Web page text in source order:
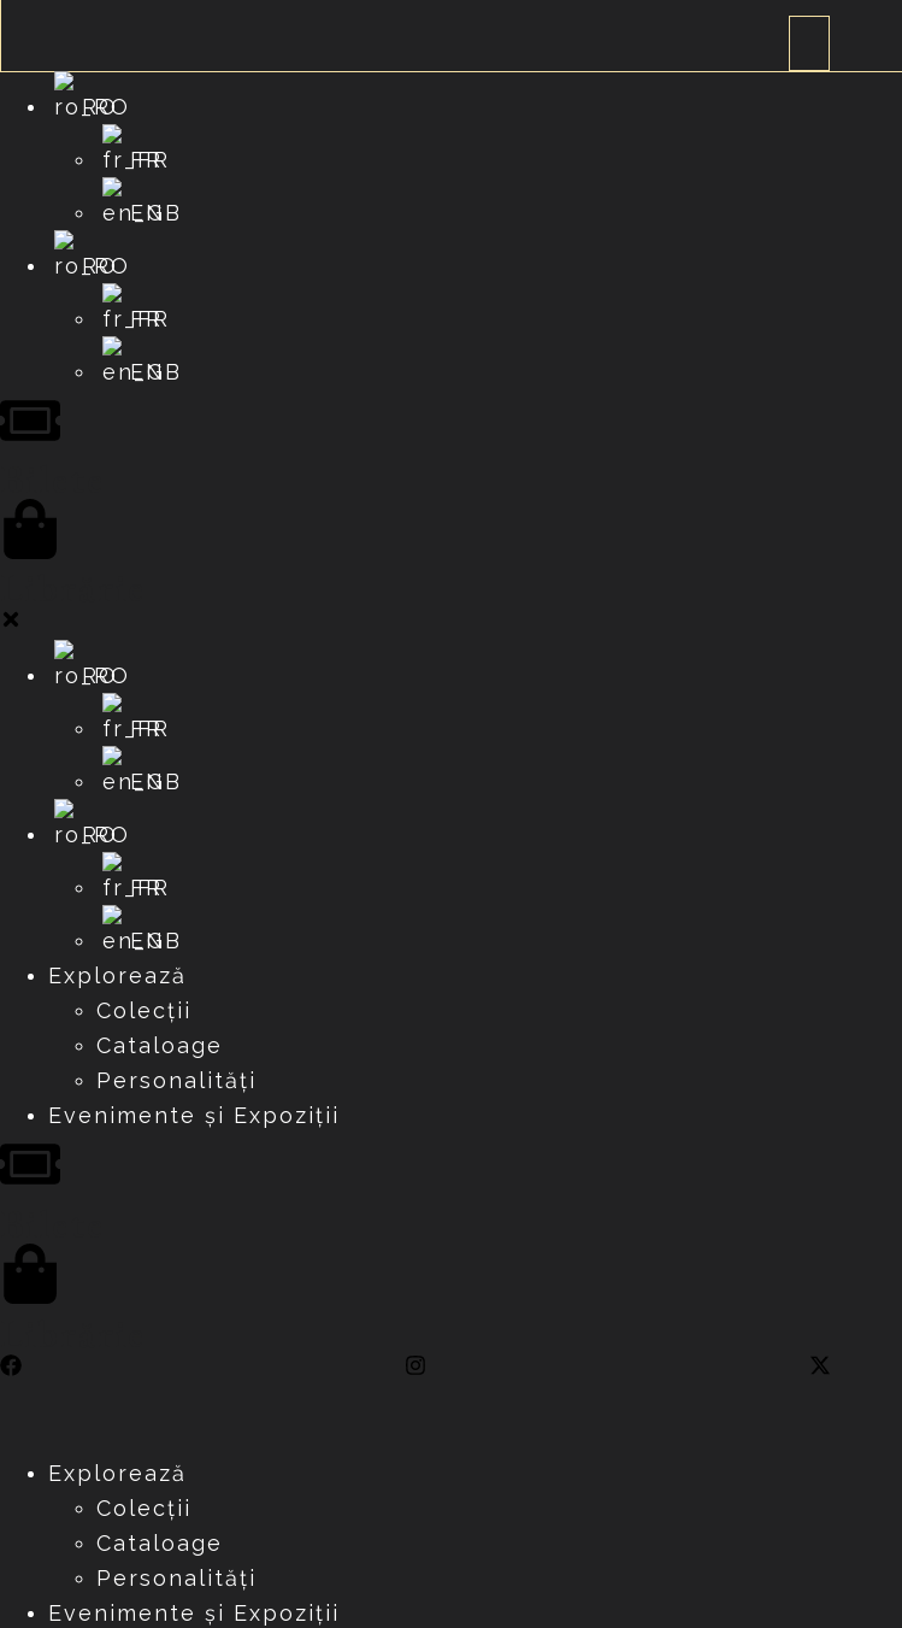
RO
FR
EN
RO
FR
EN
RO
FR
EN
RO
FR
EN
Explorează
Colecții
Cataloage
Personalități
Evenimente și Expoziții
Explorează
Colecții
Cataloage
Personalități
Evenimente și Expoziții